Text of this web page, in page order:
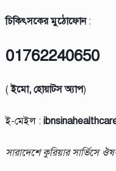
চিকিৎসকের মুঠোফোন:
01762240650
(ইমো, হোয়াটস অ্যাপ)
ই-মেইল :
সারাদেশে কুরিয়ার সার্ভিসে